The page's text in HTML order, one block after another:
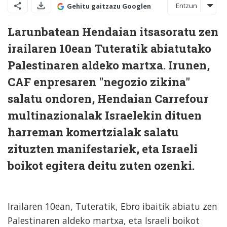
Gehitu gaitzazu Googlen Entzun
Larunbatean Hendaian itsasoratu zen
irailaren 10ean Tuteratik abiatutako
Palestinaren aldeko martxa. Irunen,
CAF enpresaren "negozio zikina"
salatu ondoren, Hendaian Carrefour
multinazionalak Israelekin dituen
harreman komertzialak salatu
zituzten manifestariek, eta Israeli
boikot egitera deitu zuten ozenki.
Irailaren 10ean, Tuteratik, Ebro ibaitik abiatu zen
Palestinaren aldeko martxa, eta Israeli boikot